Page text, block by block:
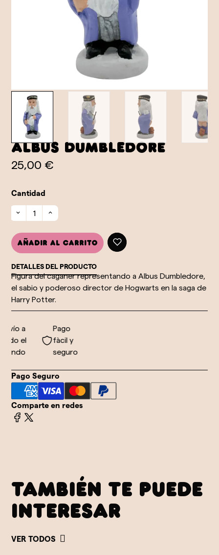
Albus Dumbledore
25,00 €
Cantidad
Añadir al carrito
DETALLES DEL PRODUCTO
Figura del caganer representando a Albus Dumbledore,
el sabio y poderoso director de Hogwarts en la saga de
Harry Potter.
a
el
Pago
fàcil y
seguro
Pago Seguro
Comparte en redes
TAMBIÉN TE PUEDE
INTERESAR
VER TODOS